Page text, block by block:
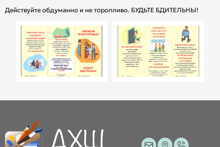
Действуйте обдуманно и не торопливо. БУДЬТЕ БДИТЕЛЬНЫ!